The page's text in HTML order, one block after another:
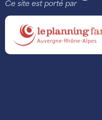
Ce site est porté par